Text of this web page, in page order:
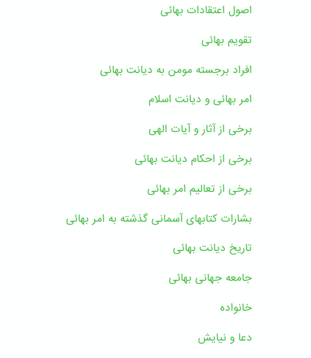
اصول اعتقادات بهائی
تقویم بهائی
افراد برجسته مومن به دیانت بهائی
امر بهائی و دیانت اسلام
برخی از آثار و آیات الهی
برخی از احکام دیانت بهائی
برخی از تعالیم امر بهائی
بشارات کتابهای آسمانی گذشته به امر بهائی
تاریخ دیانت بهائی
جامعه جهانی بهائی
خانواده
دعا و نیایش